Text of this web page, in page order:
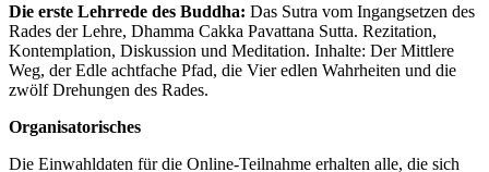
Die erste Lehrrede des Buddha: Das Sutra vom Ingangsetzen des
Rades der Lehre, Dhamma Cakka Pavattana Sutta. Rezitation,
Kontemplation, Diskussion und Meditation. Inhalte: Der Mittlere
Weg, der Edle achtfache Pfad, die Vier edlen Wahrheiten und die
zwölf Drehungen des Rades.
Organisatorisches
Die Einwahldaten für die Online-Teilnahme erhalten alle, die sich